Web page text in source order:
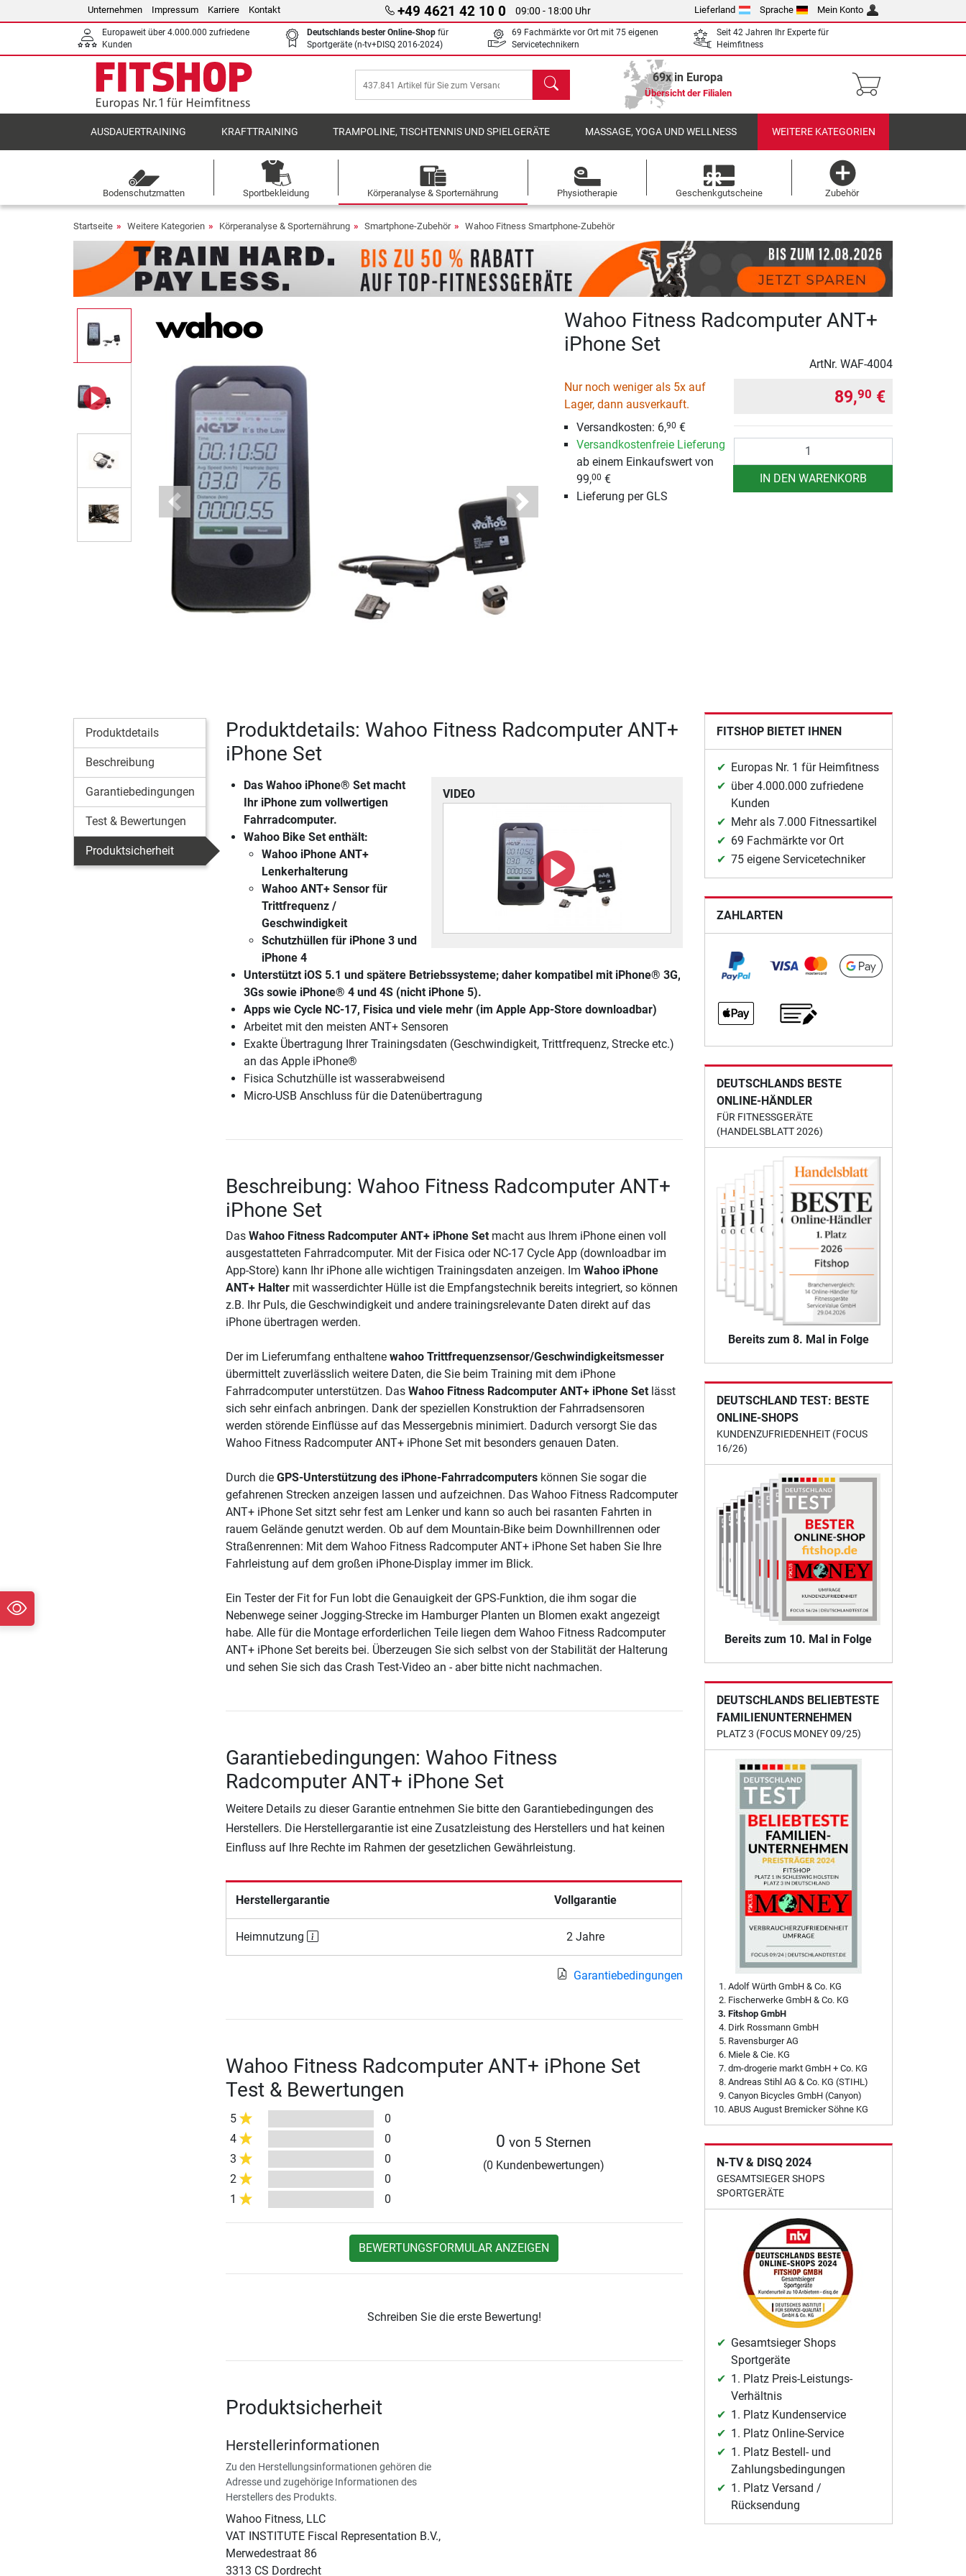
Unternehmen Impressum Karriere Kontakt +49 4621 42 10 0 09:00 - 18:00 Uhr Lieferland Sprache Mein Konto
Europaweit über 4.000.000 zufriedene
Kunden
Deutschlands bester Online-Shop für
Sportgeräte (n-tv+DISQ 2016-2024)
69 Fachmärkte vor Ort mit 75 eigenen
Servicetechnikern
Seit 42 Jahren Ihr Experte für
Heimfitness
Suchen 69x in Europa
Übersicht der Filialen
AUSDAUERTRAINING KRAFTTRAINING TRAMPOLINE, TISCHTENNIS UND SPIELGERÄTE MASSAGE, YOGA UND WELLNESS WEITERE KATEGORIEN
Bodenschutzmatten Sportbekleidung Körperanalyse & Sporternährung Physiotherapie Geschenkgutscheine Zubehör
Startseite Weitere Kategorien Körperanalyse & Sporternährung Smartphone-Zubehör Wahoo Fitness Smartphone-Zubehör
Previous Next
Wahoo Fitness Radcomputer ANT+
iPhone Set
ArtNr. WAF-4004
Nur noch weniger als 5x auf
Lager, dann ausverkauft.
Versandkosten: 6,90 €
Versandkostenfreie Lieferung
ab einem Einkaufswert von
99,00 €
Lieferung per GLS
89,90 €
IN DEN WARENKORB
Produktdetails
Beschreibung
Garantiebedingungen
Test & Bewertungen
Produktsicherheit
Produktdetails: Wahoo Fitness Radcomputer ANT+
iPhone Set
VIDEO
Das Wahoo iPhone® Set macht
Ihr iPhone zum vollwertigen
Fahrradcomputer.
Wahoo Bike Set enthält:
Wahoo iPhone ANT+
Lenkerhalterung
Wahoo ANT+ Sensor für
Trittfrequenz /
Geschwindigkeit
Schutzhüllen für iPhone 3 und
iPhone 4
Unterstützt iOS 5.1 und spätere Betriebssysteme; daher kompatibel mit iPhone® 3G,
3Gs sowie iPhone® 4 und 4S (nicht iPhone 5).
Apps wie Cycle NC-17, Fisica und viele mehr (im Apple App-Store downloadbar)
Arbeitet mit den meisten ANT+ Sensoren
Exakte Übertragung Ihrer Trainingsdaten (Geschwindigkeit, Trittfrequenz, Strecke etc.)
an das Apple iPhone®
Fisica Schutzhülle ist wasserabweisend
Micro-USB Anschluss für die Datenübertragung
Beschreibung: Wahoo Fitness Radcomputer ANT+
iPhone Set
Das Wahoo Fitness Radcomputer ANT+ iPhone Setmacht aus Ihrem iPhone einen voll
ausgestatteten Fahrradcomputer. Mit der Fisica oder NC-17 Cycle App (downloadbar im
App-Store) kann Ihr iPhone alle wichtigen Trainingsdaten anzeigen. Im Wahoo iPhone
ANT+ Haltermit wasserdichter Hülle ist die Empfangstechnik bereits integriert, so können
z.B. Ihr Puls, die Geschwindigkeit und andere trainingsrelevante Daten direkt auf das
iPhone übertragen werden.
Der im Lieferumfang enthaltene wahoo Trittfrequenzsensor/Geschwindigkeitsmesser
übermittelt zuverlässlich weitere Daten, die Sie beim Training mit dem iPhone
Fahrradcomputer unterstützen. Das Wahoo Fitness Radcomputer ANT+ iPhone Setlässt
sich sehr einfach anbringen. Dank der speziellen Konstruktion der Fahrradsensoren
werden störende Einflüsse auf das Messergebnis minimiert. Dadurch versorgt Sie das
Wahoo Fitness Radcomputer ANT+ iPhone Set mit besonders genauen Daten.
Durch die GPS-Unterstützung des iPhone-Fahrradcomputerskönnen Sie sogar die
gefahrenen Strecken anzeigen lassen und aufzeichnen. Das Wahoo Fitness Radcomputer
ANT+ iPhone Set sitzt sehr fest am Lenker und kann so auch bei rasanten Fahrten in
rauem Gelände genutzt werden. Ob auf dem Mountain-Bike beim Downhillrennen oder
Straßenrennen: Mit dem Wahoo Fitness Radcomputer ANT+ iPhone Set haben Sie Ihre
Fahrleistung auf dem großen iPhone-Display immer im Blick.
Ein Tester der Fit for Fun lobt die Genauigkeit der GPS-Funktion, die ihm sogar die
Nebenwege seiner Jogging-Strecke im Hamburger Planten un Blomen exakt angezeigt
habe. Alle für die Montage erforderlichen Teile liegen dem Wahoo Fitness Radcomputer
ANT+ iPhone Set bereits bei. Überzeugen Sie sich selbst von der Stabilität der Halterung
und sehen Sie sich das Crash Test-Video an - aber bitte nicht nachmachen.
Garantiebedingungen: Wahoo Fitness
Radcomputer ANT+ iPhone Set
Weitere Details zu dieser Garantie entnehmen Sie bitte den Garantiebedingungen des
Herstellers. Die Herstellergarantie ist eine Zusatzleistung des Herstellers und hat keinen
Einfluss auf Ihre Rechte im Rahmen der gesetzlichen Gewährleistung.
Herstellergarantie Vollgarantie
Heimnutzung 2 Jahre
Garantiebedingungen
Wahoo Fitness Radcomputer ANT+ iPhone Set
Test & Bewertungen
5
0
4
0
3
0
2
0
1
0
0 von 5 Sternen
(0 Kundenbewertungen)
BEWERTUNGSFORMULAR ANZEIGEN
Schreiben Sie die erste Bewertung!
Produktsicherheit
Herstellerinformationen
Zu den Herstellungsinformationen gehören die
Adresse und zugehörige Informationen des
Herstellers des Produkts.
Wahoo Fitness, LLC
VAT INSTITUTE Fiscal Representation B.V.,
Merwedestraat 86
3313 CS Dordrecht
FITSHOP BIETET IHNEN
Europas Nr. 1 für Heimfitness
über 4.000.000 zufriedene
Kunden
Mehr als 7.000 Fitnessartikel
69 Fachmärkte vor Ort
75 eigene Servicetechniker
ZAHLARTEN
DEUTSCHLANDS BESTE
ONLINE-HÄNDLER
FÜR FITNESSGERÄTE
(HANDELSBLATT 2026)
Bereits zum 8. Mal in Folge
DEUTSCHLAND TEST: BESTE
ONLINE-SHOPS
KUNDENZUFRIEDENHEIT (FOCUS
16/26)
Bereits zum 10. Mal in Folge
DEUTSCHLANDS BELIEBTESTE
FAMILIENUNTERNEHMEN
PLATZ 3 (FOCUS MONEY 09/25)
Adolf Würth GmbH & Co. KG
Fischerwerke GmbH & Co. KG
Fitshop GmbH
Dirk Rossmann GmbH
Ravensburger AG
Miele & Cie. KG
dm-drogerie markt GmbH + Co. KG
Andreas Stihl AG & Co. KG (STIHL)
Canyon Bicycles GmbH (Canyon)
ABUS August Bremicker Söhne KG
N-TV & DISQ 2024
GESAMTSIEGER SHOPS
SPORTGERÄTE
Gesamtsieger Shops
Sportgeräte
1. Platz Preis-Leistungs-
Verhältnis
1. Platz Kundenservice
1. Platz Online-Service
1. Platz Bestell- und
Zahlungsbedingungen
1. Platz Versand /
Rücksendung